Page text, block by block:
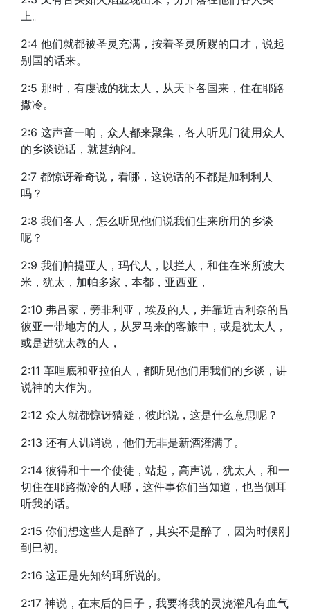
上。
2:4 他们就都被圣灵充满，按着圣灵所赐的口才，说起
别国的话来。
2:5 那时，有虔诚的犹太人，从天下各国来，住在耶路
撒冷。
2:6 这声音一响，众人都来聚集，各人听见门徒用众人
的乡谈说话，就甚纳闷。
2:7 都惊讶希奇说，看哪，这说话的不都是加利利人
吗？
2:8 我们各人，怎么听见他们说我们生来所用的乡谈
呢？
2:9 我们帕提亚人，玛代人，以拦人，和住在米所波大
米，犹太，加帕多家，本都，亚西亚，
2:10 弗吕家，旁非利亚，埃及的人，并靠近古利奈的吕
彼亚一带地方的人，从罗马来的客旅中，或是犹太人，
或是进犹太教的人，
2:11 革哩底和亚拉伯人，都听见他们用我们的乡谈，讲
说神的大作为。
2:12 众人就都惊讶猜疑，彼此说，这是什么意思呢？
2:13 还有人讥诮说，他们无非是新酒灌满了。
2:14 彼得和十一个使徒，站起，高声说，犹太人，和一
切住在耶路撒冷的人哪，这件事你们当知道，也当侧耳
听我的话。
2:15 你们想这些人是醉了，其实不是醉了，因为时候刚
到巳初。
2:16 这正是先知约珥所说的。
2:17 神说，在末后的日子，我要将我的灵浇灌凡有血气